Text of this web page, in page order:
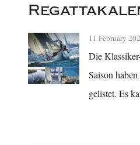
11 February
Die
Saison
gelistet. Es